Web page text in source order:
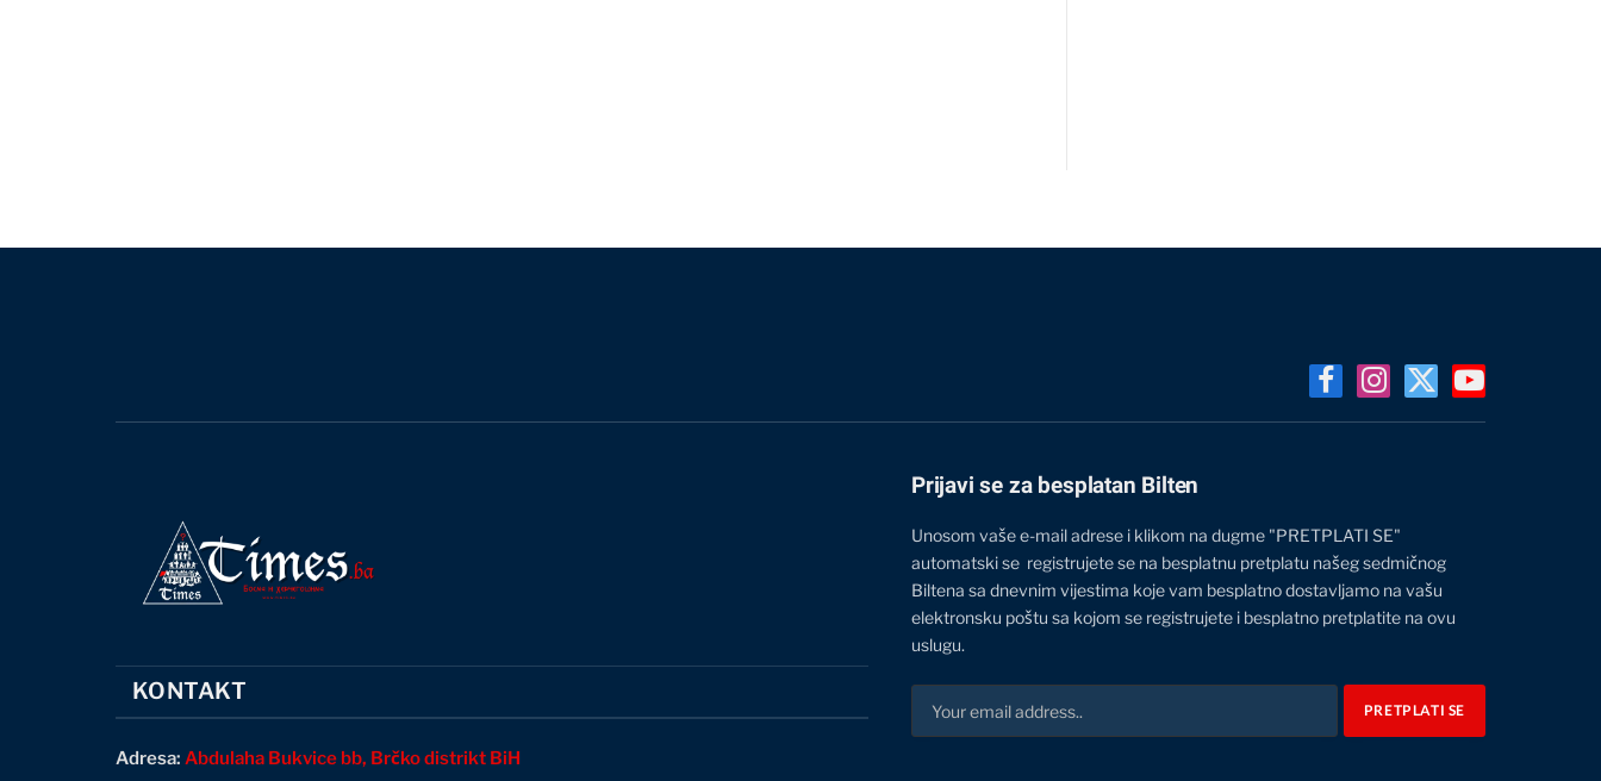
FacebookInstagram
X
(Twitter)
YouTube
KONTAKT
Adresa: Abdulaha Bukvice bb, Brčko distrikt BiH
Prijavi se za besplatan Bilten
Unosom vaše e-mail adrese i klikom na dugme "PRETPLATI SE"
automatski se registrujete se na besplatnu pretplatu našeg sedmičnog
Biltena sa dnevnim vijestima koje vam besplatno dostavljamo na vašu
elektronsku poštu sa kojom se registrujete i besplatno pretplatite na ovu
uslugu.